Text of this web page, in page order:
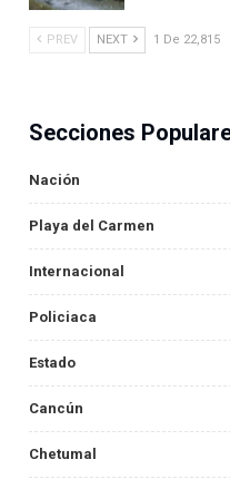
PREV NEXT 1 De 22,815
Secciones
Nación
Playa del Carmen
Internacional
Policiaca
Estado
Cancún
Chetumal